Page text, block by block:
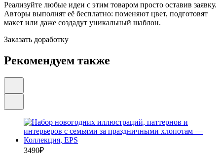
Реализуйте любые идеи с этим товаром просто оставив заявку.
Авторы выполнят её бесплатно: поменяют цвет, подготовят
макет или даже создадут уникальный шаблон.
Заказать доработку
Рекомендуем также
3490₽